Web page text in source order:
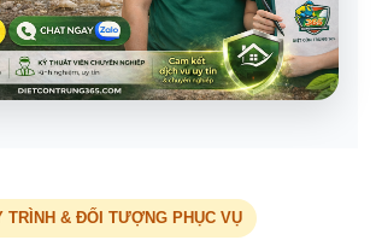
TRÌNH & ĐỐI TƯỢNG PHỤC VỤ